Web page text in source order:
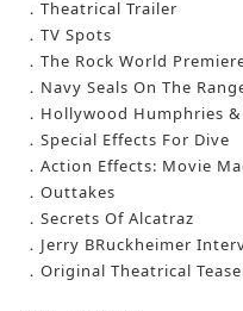
．Theatrical Trailer
．TV Spots
．The Rock World
．Navy Seals On The
．Hollywood Humphries &
．Special Effects For Dive
．Action Effects: Movie
．Outtakes
．Secrets Of Alcatraz
．Jerry BRuckheimer
．Original Theatrical